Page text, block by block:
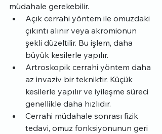
müdahale gerekebilir.
Açık cerrahi yöntem ile omuzdaki
çıkıntı alınır veya akromionun
şekli düzeltilir. Bu işlem, daha
büyük kesilerle yapılır.
Artroskopik cerrahi yöntem daha
az invaziv bir tekniktir. Küçük
kesilerle yapılır ve iyileşme süreci
genellikle daha hızlıdır.
Cerrahi müdahale sonrası fizik
tedavi, omuz fonksiyonunun geri